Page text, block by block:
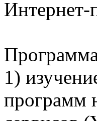
Интернет-
1)
программ